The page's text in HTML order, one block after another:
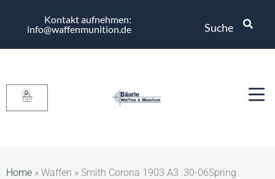
Kontakt aufnehmen:
info@waffenmunition.de
Suche
0
Home » Waffen » Smith Corona 1903 A3 .30-06Spring